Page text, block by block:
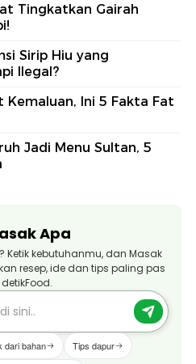
Tingkatkan Gairah
Sirip Hiu yang
Ilegal?
Kemaluan, Ini 5 Fakta Fat
Jadi Menu Sultan, 5
Apa
kebutuhanmu, dan Masak
resep, ide dan tips paling pas
dari bahan Tips dapur